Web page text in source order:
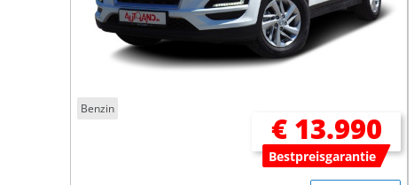
Benzin
€ 13.990
Bestpreisgarantie